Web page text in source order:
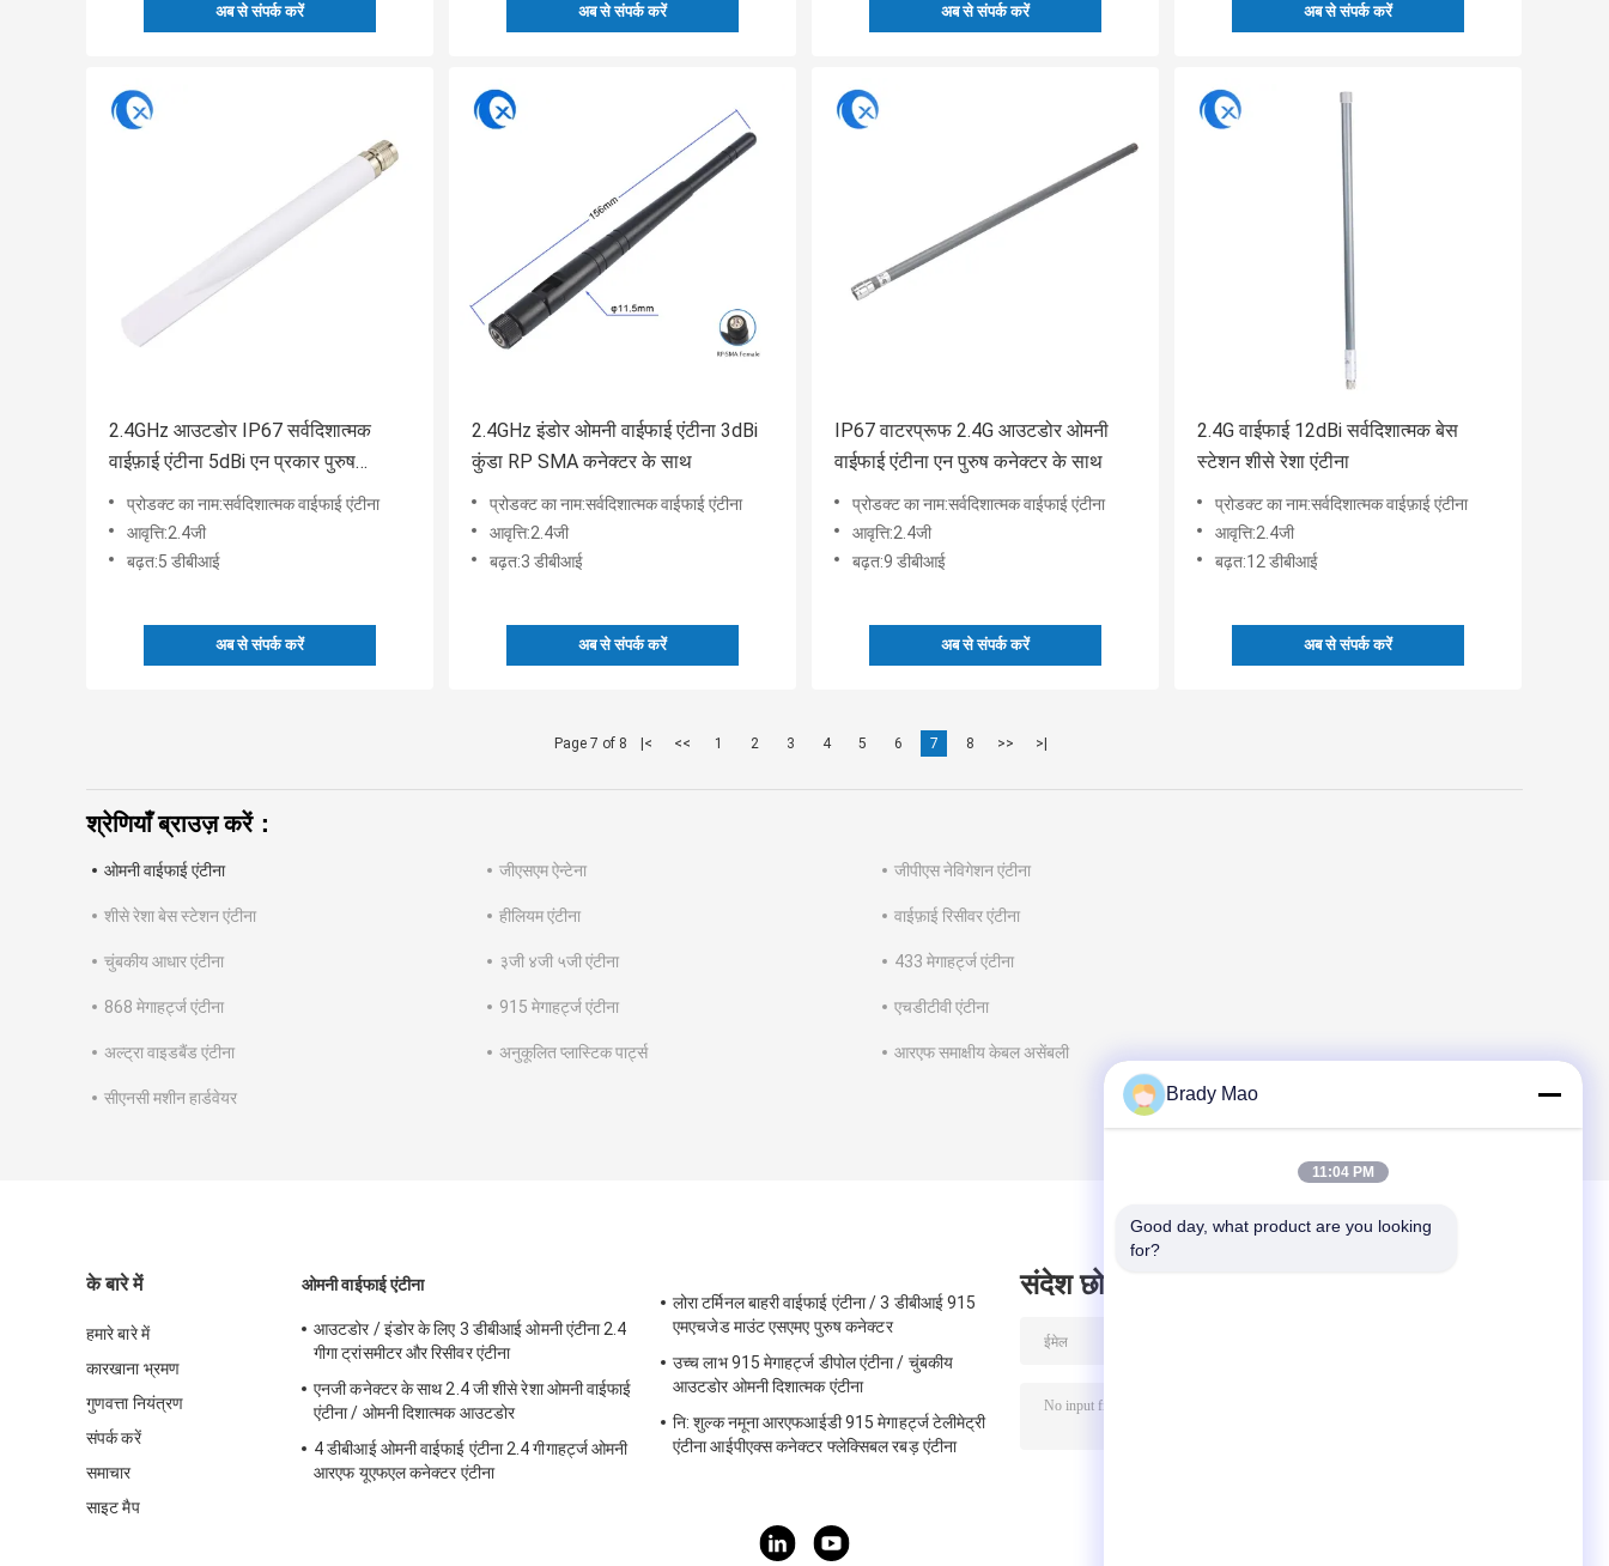
अब से संपर्क करें अब से संपर्क करें अब से संपर्क करें अब से संपर्क करें
2.4GHz आउटडोर IP67 सर्वदिशात्मक
वाईफ़ाई एंटीना 5dBi एन प्रकार पुरुष
कनेक्टर के साथ
प्रोडक्ट का नाम:सर्वदिशात्मक वाईफाई एंटीना
आवृत्ति:2.4जी
बढ़त:5 डीबीआई
अब से संपर्क करें
2.4GHz इंडोर ओमनी वाईफाई एंटीना 3dBi
कुंडा RP SMA कनेक्टर के साथ
प्रोडक्ट का नाम:सर्वदिशात्मक वाईफाई एंटीना
आवृत्ति:2.4जी
बढ़त:3 डीबीआई
अब से संपर्क करें
IP67 वाटरप्रूफ 2.4G आउटडोर ओमनी
वाईफाई एंटीना एन पुरुष कनेक्टर के साथ
प्रोडक्ट का नाम:सर्वदिशात्मक वाईफाई एंटीना
आवृत्ति:2.4जी
बढ़त:9 डीबीआई
अब से संपर्क करें
2.4G वाईफाई 12dBi सर्वदिशात्मक बेस
स्टेशन शीसे रेशा एंटीना
प्रोडक्ट का नाम:सर्वदिशात्मक वाईफ़ाई एंटीना
आवृत्ति:2.4जी
बढ़त:12 डीबीआई
अब से संपर्क करें
Page 7 of 8 |< << 1 2 3 4 5 6 7 8 >> >|
श्रेणियाँ ब्राउज़ करें：
ओमनी वाईफाई एंटीना जीएसएम ऐन्टेना जीपीएस नेविगेशन एंटीना
शीसे रेशा बेस स्टेशन एंटीना हीलियम एंटीना वाईफ़ाई रिसीवर एंटीना
चुंबकीय आधार एंटीना ३जी ४जी ५जी एंटीना 433 मेगाहर्ट्ज एंटीना
868 मेगाहर्ट्ज एंटीना 915 मेगाहर्ट्ज एंटीना एचडीटीवी एंटीना
अल्ट्रा वाइडबैंड एंटीना अनुकूलित प्लास्टिक पार्ट्स आरएफ समाक्षीय केबल असेंबली
सीएनसी मशीन हार्डवेयर
के बारे में
हमारे बारे में
कारखाना भ्रमण
गुणवत्ता नियंत्रण
संपर्क करें
समाचार
साइट मैप
ओमनी वाईफाई एंटीना
आउटडोर / इंडोर के लिए 3 डीबीआई ओमनी एंटीना 2.4
गीगा ट्रांसमीटर और रिसीवर एंटीना
एनजी कनेक्टर के साथ 2.4 जी शीसे रेशा ओमनी वाईफाई
एंटीना / ओमनी दिशात्मक आउटडोर
4 डीबीआई ओमनी वाईफाई एंटीना 2.4 गीगाहर्ट्ज ओमनी
आरएफ यूएफएल कनेक्टर एंटीना
लोरा टर्मिनल बाहरी वाईफाई एंटीना / 3 डीबीआई 915
एमएचजेड माउंट एसएमए पुरुष कनेक्टर
उच्च लाभ 915 मेगाहर्ट्ज डीपोल एंटीना / चुंबकीय
आउटडोर ओमनी दिशात्मक एंटीना
नि: शुल्क नमूना आरएफआईडी 915 मेगाहर्ट्ज टेलीमेट्री
एंटीना आईपीएक्स कनेक्टर फ्लेक्सिबल रबड़ एंटीना
संदेश छोड़ दो
Brady Mao
11:04 PM
Good day, what product are you looking
for?